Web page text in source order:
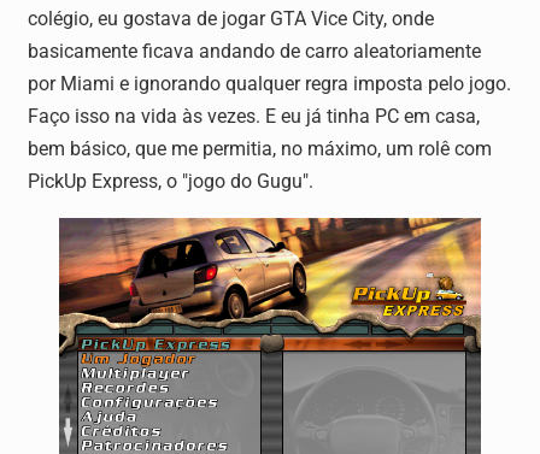
colégio, eu gostava de jogar GTA Vice City, onde
basicamente ficava andando de carro aleatoriamente
por Miami e ignorando qualquer regra imposta pelo jogo.
Faço isso na vida às vezes. E eu já tinha PC em casa,
bem básico, que me permitia, no máximo, um rolê com
PickUp Express, o "jogo do Gugu".